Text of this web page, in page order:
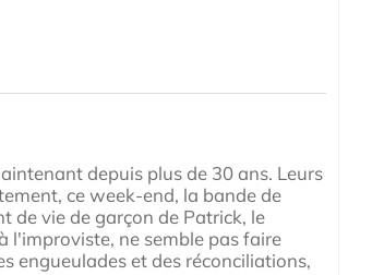
depuis plus de 30 ans. Leurs
ce week-end, la bande de
de vie de garçon de Patrick, le
l'improviste, ne semble pas faire
engueulades et des réconciliations,